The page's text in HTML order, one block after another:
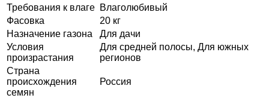
Требования к влаге Влаголюбивый
Фасовка
20 кг
Назначение газона
Для дачи
Условия
произрастания
Для средней полосы, Для южных
регионов
Страна
происхождения
семян
Россия